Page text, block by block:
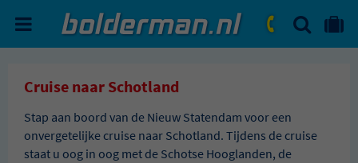
ma. - vr.: 09:00 - 17:30
ZOEKEN
Cruise naar Schotland
Stap aan boord van de Nieuw Statendam voor een
onvergetelijke cruise naar Schotland. Tijdens de cruise
staat u oog in oog met de Schotse Hooglanden, de